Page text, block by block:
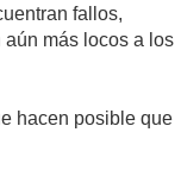
fallos,
más locos a los
hacen posible que